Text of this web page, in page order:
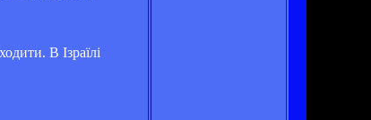
В Ізраїлі